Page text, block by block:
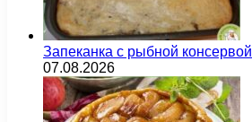
Запеканка с рыбной консервой
07.08.2026